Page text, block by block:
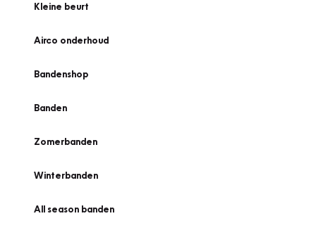
Kleine beurt
Airco onderhoud
Bandenshop
Banden
Zomerbanden
Winterbanden
All season banden